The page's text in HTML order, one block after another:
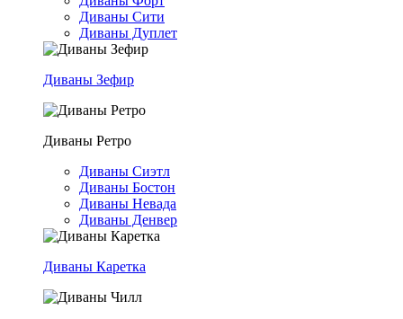
Диваны Сити
Диваны Дуплет
Диваны Зефир
Диваны Ретро
Диваны Сиэтл
Диваны Бостон
Диваны Невада
Диваны Денвер
Диваны Каретка